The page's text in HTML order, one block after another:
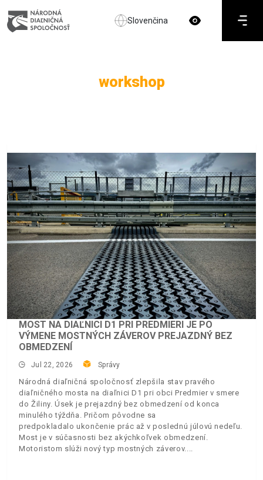
Slovenčina
workshop
MOST NA DIAĽNICI D1 PRI PREDMIERI JE PO
VÝMENE MOSTNÝCH ZÁVEROV PREJAZDNÝ BEZ
OBMEDZENÍ
Jul 22, 2026 Správy
Národná diaľničná spoločnosť zlepšila stav pravého
diaľničného mosta na diaľnici D1 pri obci Predmier v smere
do Žiliny. Úsek je prejazdný bez obmedzení od konca
minulého týždňa. Pričom pôvodne sa
predpokladalo ukončenie prác až v poslednú júlovú nedeľu.
Most je v súčasnosti bez akýchkoľvek obmedzení.
Motoristom slúži nový typ mostných záverov.